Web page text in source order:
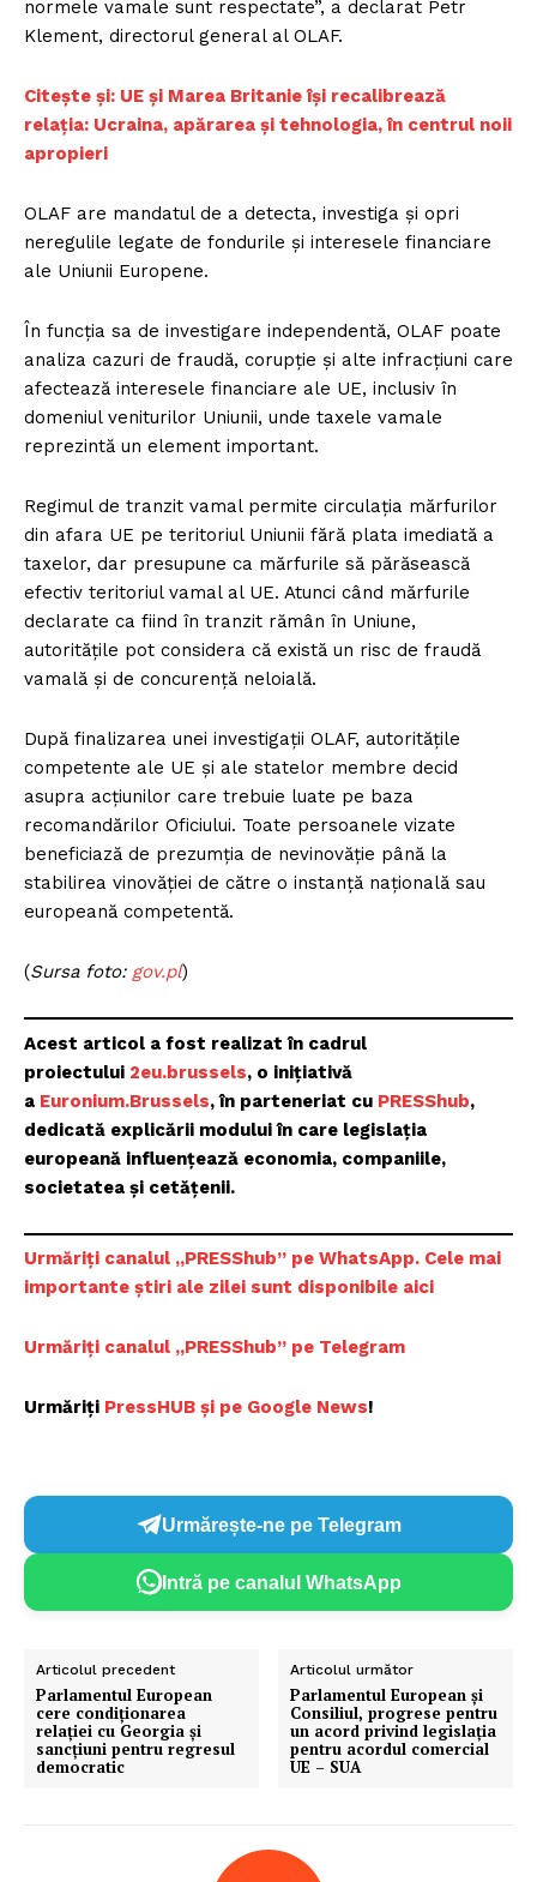
normele vamale sunt respectate”, a declarat Petr
Klement, directorul general al OLAF.
Citește și: UE și Marea Britanie își recalibrează
relația: Ucraina, apărarea și tehnologia, în centrul noii
apropieri
OLAF are mandatul de a detecta, investiga și opri
neregulile legate de fondurile și interesele financiare
ale Uniunii Europene.
În funcția sa de investigare independentă, OLAF poate
analiza cazuri de fraudă, corupție și alte infracțiuni care
afectează interesele financiare ale UE, inclusiv în
domeniul veniturilor Uniunii, unde taxele vamale
reprezintă un element important.
Regimul de tranzit vamal permite circulația mărfurilor
din afara UE pe teritoriul Uniunii fără plata imediată a
taxelor, dar presupune ca mărfurile să părăsească
efectiv teritoriul vamal al UE. Atunci când mărfurile
declarate ca fiind în tranzit rămân în Uniune,
autoritățile pot considera că există un risc de fraudă
vamală și de concurență neloială.
După finalizarea unei investigații OLAF, autoritățile
competente ale UE și ale statelor membre decid
asupra acțiunilor care trebuie luate pe baza
recomandărilor Oficiului. Toate persoanele vizate
beneficiază de prezumția de nevinovăție până la
stabilirea vinovăției de către o instanță națională sau
europeană competentă.
(Sursa foto: gov.pl)
Acest articol a fost realizat în cadrul
proiectului 2eu.brussels, o inițiativă
a Euronium.Brussels, în parteneriat cu PRESShub,
dedicată explicării modului în care legislația
europeană influențează economia, companiile,
societatea și cetățenii.
Urmăriți canalul „PRESShub” pe WhatsApp. Cele mai
importante știri ale zilei sunt disponibile aici
Urmăriți canalul „PRESShub” pe Telegram
Urmăriți PressHUB și pe Google News!
Urmărește-ne pe Telegram
Intră pe canalul WhatsApp
Articolul precedent
Parlamentul European
cere condiționarea
relației cu Georgia și
sancțiuni pentru regresul
democratic
Articolul următor
Parlamentul European și
Consiliul, progrese pentru
un acord privind legislația
pentru acordul comercial
UE – SUA